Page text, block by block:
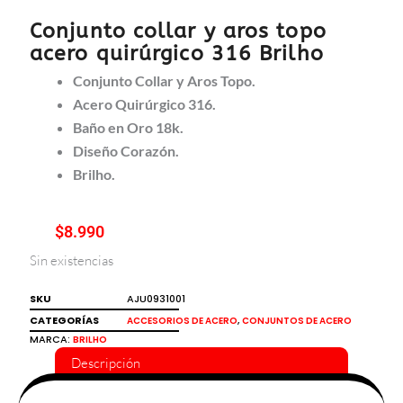
Conjunto collar y aros topo
acero quirúrgico 316 Brilho
Conjunto Collar y Aros Topo.
Acero Quirúrgico 316.
Baño en Oro 18k.
Diseño Corazón.
Brilho.
$8.990
Sin existencias
SKU
AJU0931001
CATEGORÍAS
ACCESORIOS DE ACERO, CONJUNTOS DE ACERO
MARCA: BRILHO
Descripción